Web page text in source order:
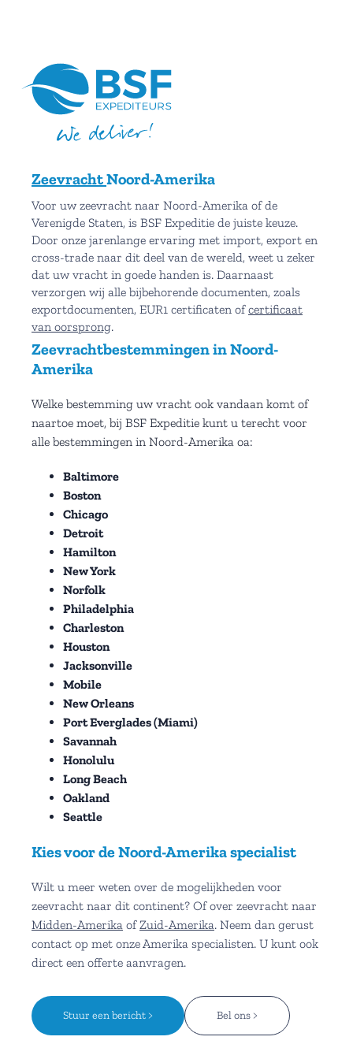
ZeevrachtNoord-Amerika
Voor uw zeevracht naar Noord-Amerika of de
Verenigde Staten, is BSF Expeditie de juiste keuze.
Door onze jarenlange ervaring met import, export en
cross-trade naar dit deel van de wereld, weet u zeker
dat uw vracht in goede handen is. Daarnaast
verzorgen wij alle bijbehorende documenten, zoals
exportdocumenten, EUR1 certificaten ofcertificaat
van oorsprong.
Zeevrachtbestemmingen in Noord-
Amerika
Welke bestemming uw vracht ook vandaan komt of
naartoe moet, bij BSF Expeditie kunt u terecht voor
alle bestemmingen in Noord-Amerika oa:
Baltimore
Boston
Chicago
Detroit
Hamilton
New York
Norfolk
Philadelphia
Charleston
Houston
Jacksonville
Mobile
New Orleans
Port Everglades (Miami)
Savannah
Honolulu
Long Beach
Oakland
Seattle
Kies voor de Noord-Amerika specialist
Wilt u meer weten over de mogelijkheden voor
zeevracht naar dit continent? Of over zeevracht naar
Midden-Amerika ofZuid-Amerika. Neem dan gerust
contact op met onze Amerika specialisten. U kunt ook
direct een offerte aanvragen.
Stuur een bericht > Bel ons >